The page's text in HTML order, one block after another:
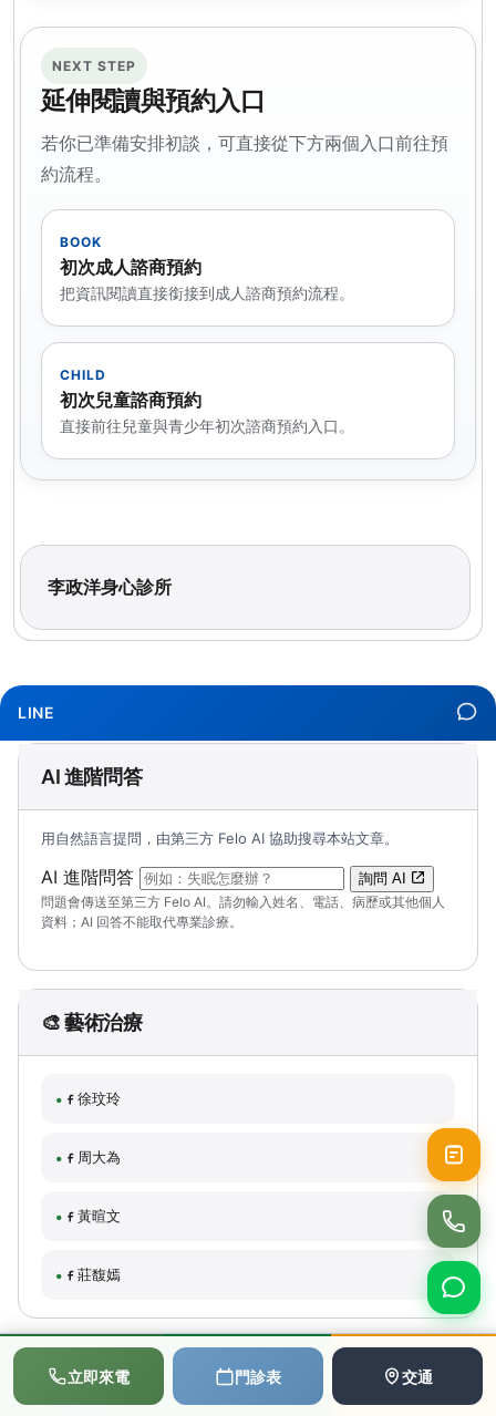
NEXT STEP
延伸閱讀與預約入口
若你已準備安排初談，可直接從下方兩個入口前往預
約流程。
BOOK
初次成人諮商預約
把資訊閱讀直接銜接到成人諮商預約流程。
CHILD
初次兒童諮商預約
直接前往兒童與青少年初次諮商預約入口。
李政洋身心診所
LINE
AI 進階問答
用自然語言提問，由第三方 Felo AI 協助搜尋本站文章。
AI 進階問答 （可輸入自然語言問題；送出後會開啟 Felo
詢問 AI
問題會傳送至第三方 Felo AI。請勿輸入姓名、電話、病歷或其他個人
資料；AI 回答不能取代專業診療。
🎨 藝術治療
徐玟玲
周大為
黃暄文
莊馥嫣
🎵 音樂治療
立即來電 門診表 交通
📞 💬 📅